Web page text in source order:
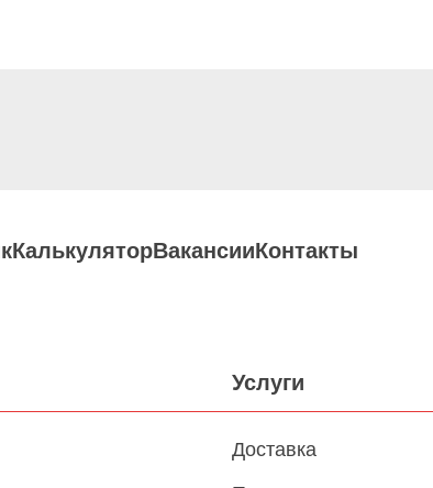
КалькуляторВакансииКонтакты
Услуги
Доставка